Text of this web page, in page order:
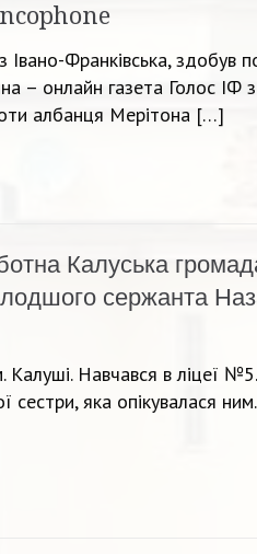
Франківська, здобув
– онлайн газета Голос ІФ з
албанця Мерітона […]
Калуська
сержанта
Навчався в ліцеї
яка опікувалася